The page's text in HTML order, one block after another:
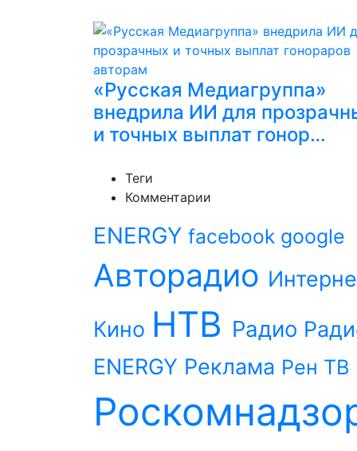
«Русская Медиагруппа»
внедрила ИИ для
и точных выплат гонор…
Теги
Комментарии
ENERGY facebook google
Авторадио
Кино НТВ Радио
ENERGY Реклама Рен ТВ